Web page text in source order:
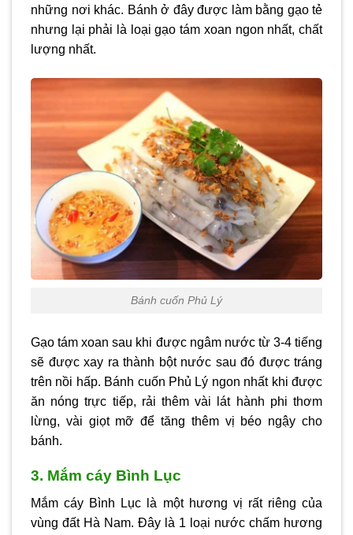
những nơi khác. Bánh ở đây được làm bằng gạo tẻ
nhưng lại phải là loại gạo tám xoan ngon nhất, chất
lượng nhất.
Bánh cuốn Phủ Lý
Gạo tám xoan sau khi được ngâm nước từ 3-4 tiếng
sẽ được xay ra thành bột nước sau đó được tráng
trên nồi hấp. Bánh cuốn Phủ Lý ngon nhất khi được
ăn nóng trực tiếp, rải thêm vài lát hành phi thơm
lừng, vài giọt mỡ để tăng thêm vị béo ngậy cho
bánh.
3. Mắm cáy Bình Lục
Mắm cáy Bình Lục là một hương vị rất riêng của
vùng đất Hà Nam. Đây là 1 loại nước chấm hương